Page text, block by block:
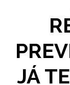
JÁ